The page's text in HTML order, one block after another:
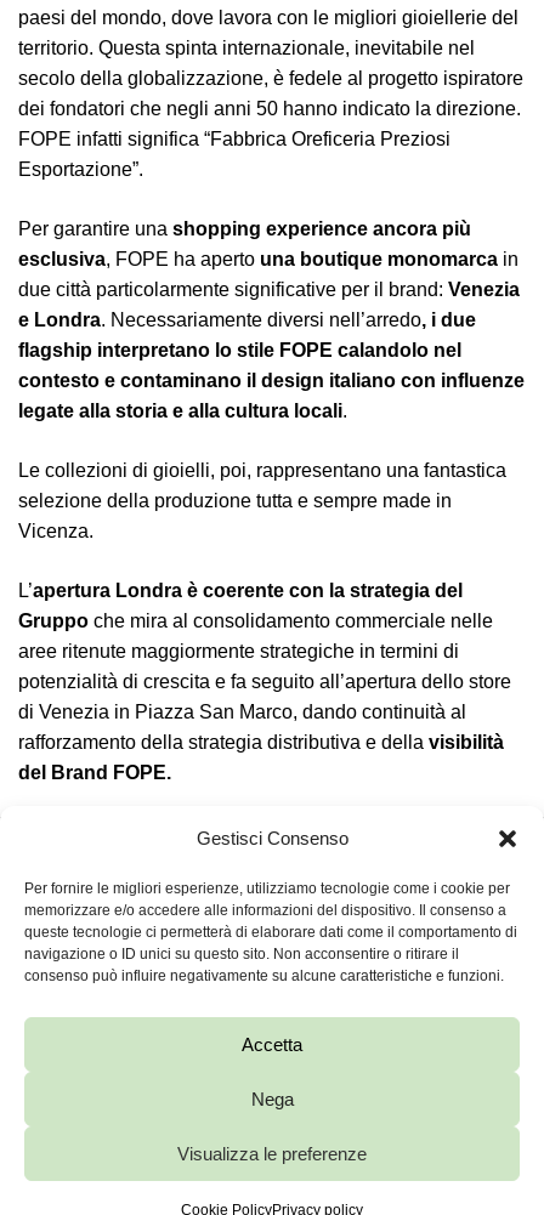
Gestisci Consenso
Per fornire le migliori esperienze, utilizziamo tecnologie come i cookie per
memorizzare e/o accedere alle informazioni del dispositivo. Il consenso a
queste tecnologie ci permetterà di elaborare dati come il comportamento di
navigazione o ID unici su questo sito. Non acconsentire o ritirare il
consenso può influire negativamente su alcune caratteristiche e funzioni.
Accetta
Nega
Visualizza le preferenze
Cookie PolicyPrivacy policy
paesi del mondo, dove lavora con le migliori gioiellerie del
territorio. Questa spinta internazionale, inevitabile nel
secolo della globalizzazione, è fedele al progetto ispiratore
dei fondatori che negli anni 50 hanno indicato la direzione.
FOPE infatti significa “Fabbrica Oreficeria Preziosi
Esportazione”.
Per garantire una shopping experience ancora più
esclusiva, FOPE ha aperto una boutique monomarca in
due città particolarmente significative per il brand: Venezia
e Londra. Necessariamente diversi nell’arredo, i due
flagship interpretano lo stile FOPE calandolo nel
contesto e contaminano il design italiano con influenze
legate alla storia e alla cultura locali.
Le collezioni di gioielli, poi, rappresentano una fantastica
selezione della produzione tutta e sempre made in
Vicenza.
L’apertura Londra è coerente con la strategia del
Gruppo che mira al consolidamento commerciale nelle
aree ritenute maggiormente strategiche in termini di
potenzialità di crescita e fa seguito all’apertura dello store
di Venezia in Piazza San Marco, dando continuità al
rafforzamento della strategia distributiva e della visibilità
del Brand FOPE.
TORNA SU ↑
FOPE S.P.A.
FOPE.PEC@LEGALMAIL.IT
+039 0444 286911
CAPITALE SOCIALE: 5.434.608
WHISTLEBLOWING